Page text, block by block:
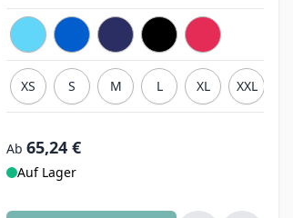
XS S M L XL XXL
Ab 65,24 €
Auf Lager